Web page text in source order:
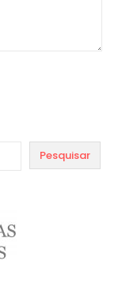
Pesquisar